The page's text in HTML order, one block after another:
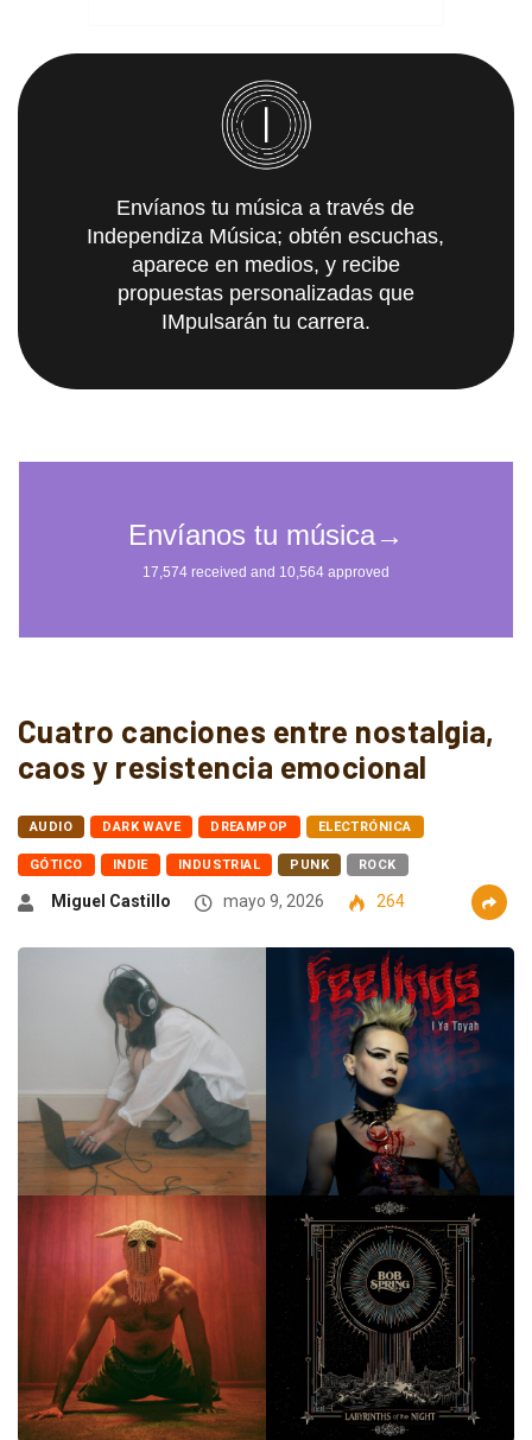
Envíanos tu música a través de
Independiza Música; obtén escuchas,
aparece en medios, y recibe
propuestas personalizadas que
IMpulsarán tu carrera.
Cuatro canciones entre nostalgia,
caos y resistencia emocional
AUDIO DARK WAVE DREAMPOP ELECTRÓNICA
GÓTICO INDIE INDUSTRIAL PUNK ROCK
Miguel Castillo mayo 9, 2026 264